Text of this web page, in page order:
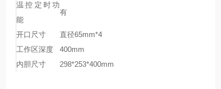
温控定时功
能
有
开口尺寸
直径65mm*4
工作区深度
400mm
内胆尺寸
298*253*400mm